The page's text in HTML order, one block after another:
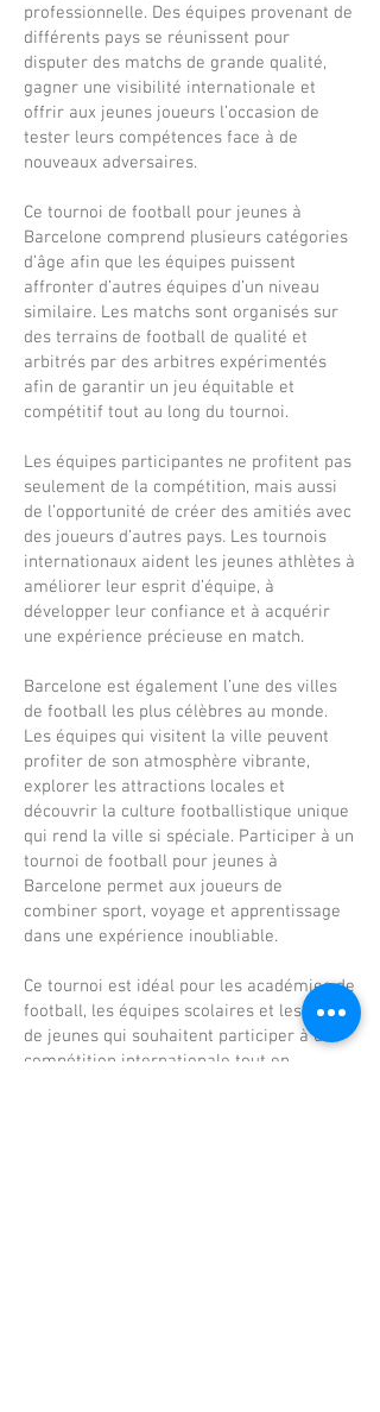
professionnelle. Des équipes provenant de
différents pays se réunissent pour
disputer des matchs de grande qualité,
gagner une visibilité internationale et
offrir aux jeunes joueurs l’occasion de
tester leurs compétences face à de
nouveaux adversaires.
Ce tournoi de football pour jeunes à
Barcelone comprend plusieurs catégories
d’âge afin que les équipes puissent
affronter d’autres équipes d’un niveau
similaire. Les matchs sont organisés sur
des terrains de football de qualité et
arbitrés par des arbitres expérimentés
afin de garantir un jeu équitable et
compétitif tout au long du tournoi.
Les équipes participantes ne profitent pas
seulement de la compétition, mais aussi
de l’opportunité de créer des amitiés avec
des joueurs d’autres pays. Les tournois
internationaux aident les jeunes athlètes à
améliorer leur esprit d’équipe, à
développer leur confiance et à acquérir
une expérience précieuse en match.
Barcelone est également l’une des villes
de football les plus célèbres au monde.
Les équipes qui visitent la ville peuvent
profiter de son atmosphère vibrante,
explorer les attractions locales et
découvrir la culture footballistique unique
qui rend la ville si spéciale. Participer à un
tournoi de football pour jeunes à
Barcelone permet aux joueurs de
combiner sport, voyage et apprentissage
dans une expérience inoubliable.
Ce tournoi est idéal pour les académies de
football, les équipes scolaires et les clubs
de jeunes qui souhaitent participer à une
compétition internationale tout en